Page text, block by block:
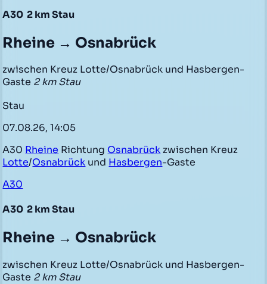
A30 2 km Stau
Rheine → Osnabrück
zwischen Kreuz Lotte/Osnabrück und Hasbergen-
Gaste 2 km Stau
Stau
07.08.26, 14:05
A30 Rheine Richtung Osnabrück zwischen Kreuz
Lotte/Osnabrück und Hasbergen-Gaste
A30
A30 2 km Stau
Rheine → Osnabrück
zwischen Kreuz Lotte/Osnabrück und Hasbergen-
Gaste 2 km Stau